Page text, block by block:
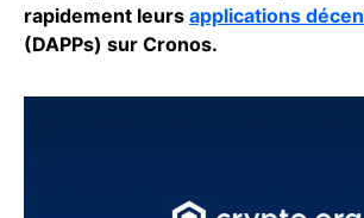
rapidement leurs applications
(DAPPs) sur Cronos.